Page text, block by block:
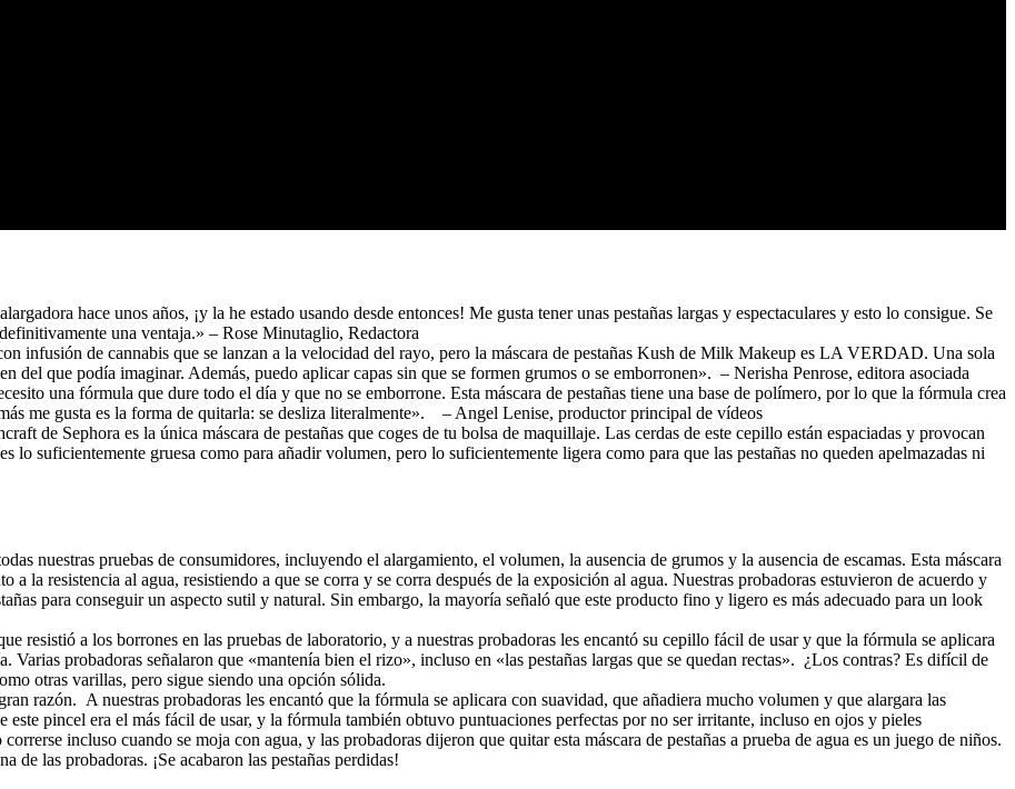
hace unos años, ¡y la he estado usando desde entonces! Me gusta tener unas pestañas largas y espectaculares y esto lo consigue. Se
una ventaja.» – Rose Minutaglio, Redactora
infusión de cannabis que se lanzan a la velocidad del rayo, pero la máscara de pestañas Kush de Milk Makeup es LA VERDAD. Una sola
del que podía imaginar. Además, puedo aplicar capas sin que se formen grumos o se emborronen». – Nerisha Penrose, editora asociada
una fórmula que dure todo el día y que no se emborrone. Esta máscara de pestañas tiene una base de polímero, por lo que la fórmula crea
me gusta es la forma de quitarla: se desliza literalmente». – Angel Lenise, productor principal de vídeos
de Sephora es la única máscara de pestañas que coges de tu bolsa de maquillaje. Las cerdas de este cepillo están espaciadas y provocan
lo suficientemente gruesa como para añadir volumen, pero lo suficientemente ligera como para que las pestañas no queden apelmazadas ni
nuestras pruebas de consumidores, incluyendo el alargamiento, el volumen, la ausencia de grumos y la ausencia de escamas. Esta máscara
a la resistencia al agua, resistiendo a que se corra y se corra después de la exposición al agua. Nuestras probadoras estuvieron de acuerdo y
para conseguir un aspecto sutil y natural. Sin embargo, la mayoría señaló que este producto fino y ligero es más adecuado para un look
resistió a los borrones en las pruebas de laboratorio, y a nuestras probadoras les encantó su cepillo fácil de usar y que la fórmula se aplicara
Varias probadoras señalaron que «mantenía bien el rizo», incluso en «las pestañas largas que se quedan rectas». ¿Los contras? Es difícil de
otras varillas, pero sigue siendo una opción sólida.
razón. A nuestras probadoras les encantó que la fórmula se aplicara con suavidad, que añadiera mucho volumen y que alargara las
este pincel era el más fácil de usar, y la fórmula también obtuvo puntuaciones perfectas por no ser irritante, incluso en ojos y pieles
incluso cuando se moja con agua, y las probadoras dijeron que quitar esta máscara de pestañas a prueba de agua es un juego de niños.
las probadoras. ¡Se acabaron las pestañas perdidas!